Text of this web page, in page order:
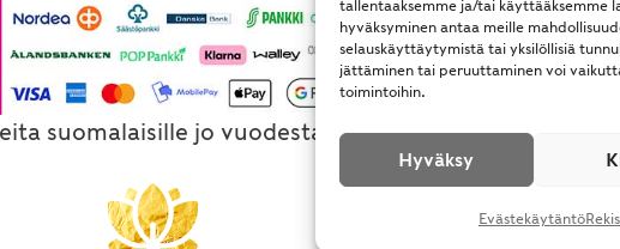
tallentaaksemme ja/tai käyttääksemme
hyväksyminen antaa meille
selauskäyttäytymistä tai yksilöllisiä
jättäminen tai peruuttaminen voi
toimintoihin.
Hyväksy
Evästekäytäntö
suomalaisille jo vuodesta 1994. All Rights Reserved.